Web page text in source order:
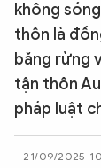
XÃ HỘI
PHÁP LUẬT
không
thôn là
băng rừng
tận thôn
pháp luật
21/09/2025